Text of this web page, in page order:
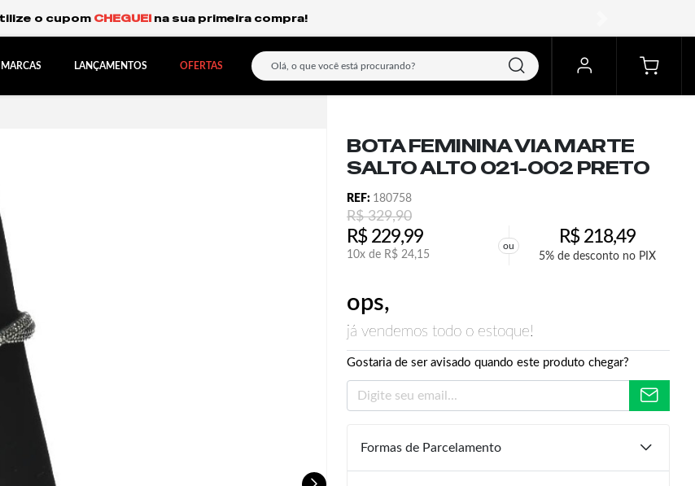
Frete Grátis Expresso para o Sul e São Paulo.
MARCAS LANÇAMENTOS OFERTAS
BOTA FEMININA VIA MARTE
SALTO ALTO 021-002 PRETO
REF: 180758
R$329,90
R$229,99
10x de R$ 24,15
ou R$218,49
5% de desconto no PIX
ops,
já vendemos todo o estoque!
Gostaria de ser avisado quando este produto chegar?
Formas de Parcelamento